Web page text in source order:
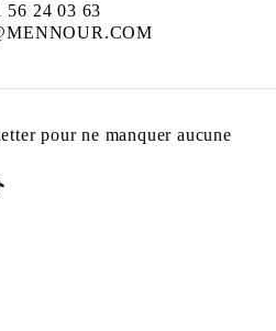
56 24 03 63
pour ne manquer aucune